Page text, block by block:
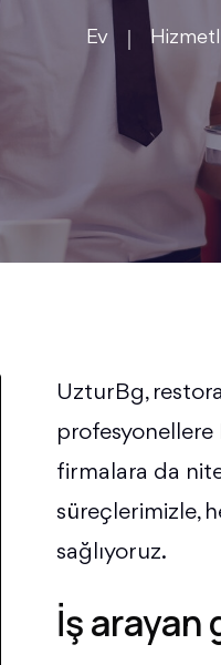
Ev
UzturBg,
profesyonellere
firmalara da
süreçlerimizle,
sağlıyoruz.
İş arayan